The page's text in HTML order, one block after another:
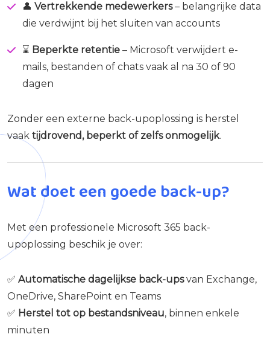
👤 Vertrekkende medewerkers– belangrijke data
die verdwijnt bij het sluiten van accounts
⌛ Beperkte retentie – Microsoft verwijdert e-
mails, bestanden of chats vaak al na 30 of 90
dagen
Zonder een externe back-upoplossing is herstel
vaak tijdrovend, beperkt of zelfs onmogelijk.
Wat doet een goede back-up?
Met een professionele Microsoft 365 back-
upoplossing beschik je over:
✅ Automatische dagelijkse back-upsvan Exchange,
OneDrive, SharePoint en Teams
✅ Herstel tot op bestandsniveau, binnen enkele
minuten